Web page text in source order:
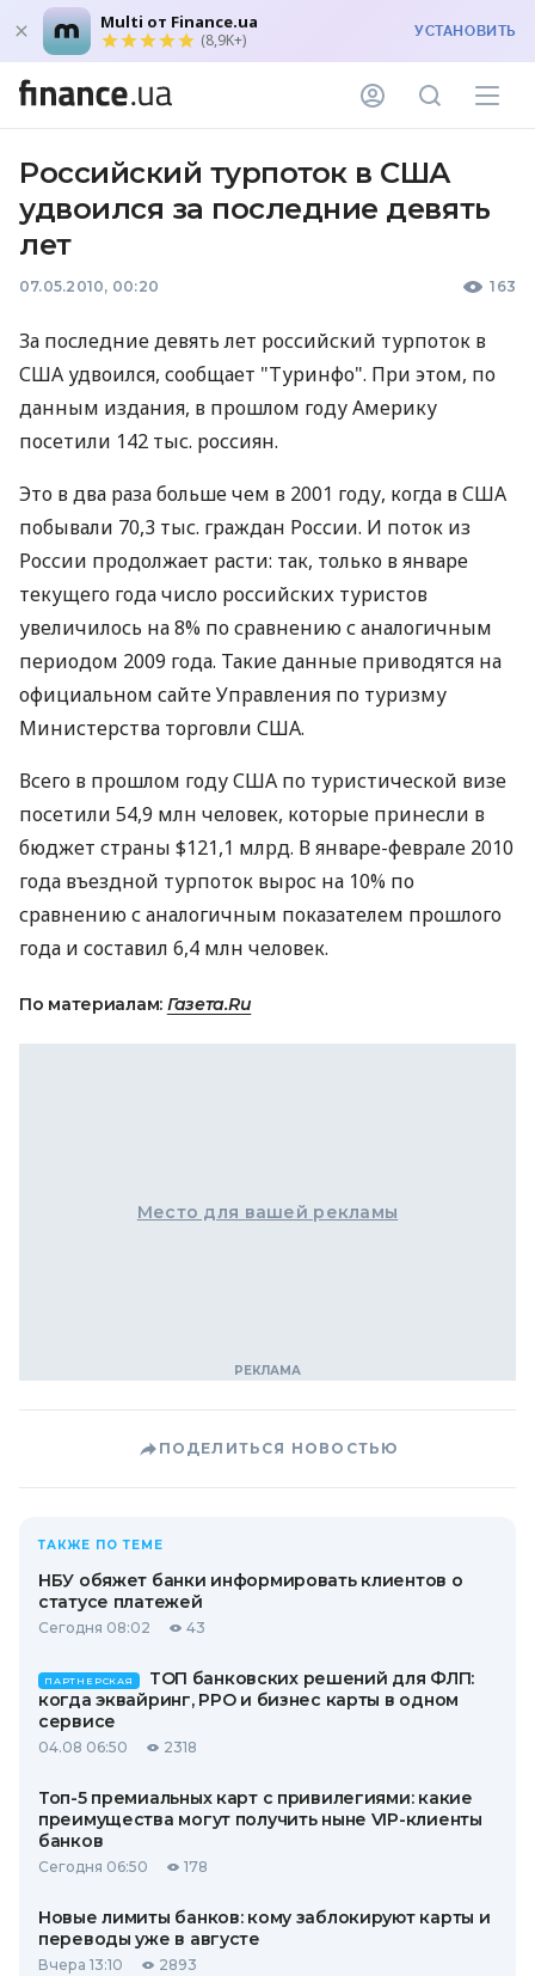
Multi от Finance.ua
(8,9K+) УСТАНОВИТЬ
Российский турпоток в США
удвоился за последние девять
лет
07.05.2010, 00:20 163
За последние девять лет российский турпоток в
США удвоился, сообщает "Туринфо". При этом, по
данным издания, в прошлом году Америку
посетили 142 тыс. россиян.
Это в два раза больше чем в 2001 году, когда в США
побывали 70,3 тыс. граждан России. И поток из
России продолжает расти: так, только в январе
текущего года число российских туристов
увеличилось на 8% по сравнению с аналогичным
периодом 2009 года. Такие данные приводятся на
официальном сайте Управления по туризму
Министерства торговли США.
Всего в прошлом году США по туристической визе
посетили 54,9 млн человек, которые принесли в
бюджет страны $121,1 млрд. В январе-феврале 2010
года въездной турпоток вырос на 10% по
сравнению с аналогичным показателем прошлого
года и составил 6,4 млн человек.
По материалам: Газета.Ru
Место для вашей рекламы
ПОДЕЛИТЬСЯ НОВОСТЬЮ
ТАКЖЕ ПО ТЕМЕ
НБУ обяжет банки информировать клиентов о
статусе платежей
Сегодня 08:02 43
ПАРТНЕРСКАЯ
ТОП банковских решений для ФЛП:
когда эквайринг, РРО и бизнес карты в одном
сервисе
04.08 06:50 2318
Топ-5 премиальных карт с привилегиями: какие
преимущества могут получить ныне VIP-клиенты
банков
Сегодня 06:50 178
Новые лимиты банков: кому заблокируют карты и
переводы уже в августе
Вчера 13:10 2893